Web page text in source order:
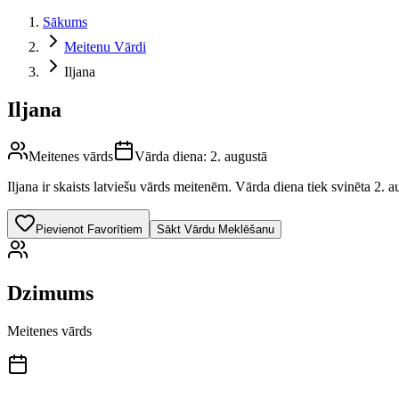
Sākums
Meitenu Vārdi
Iljana
Iljana
Meitenes vārds Vārda diena: 2. augustā
Iljana ir skaists latviešu vārds meitenēm. Vārda diena tiek svinēta 2.
Pievienot Favorītiem Sākt Vārdu Meklēšanu
Dzimums
Meitenes vārds